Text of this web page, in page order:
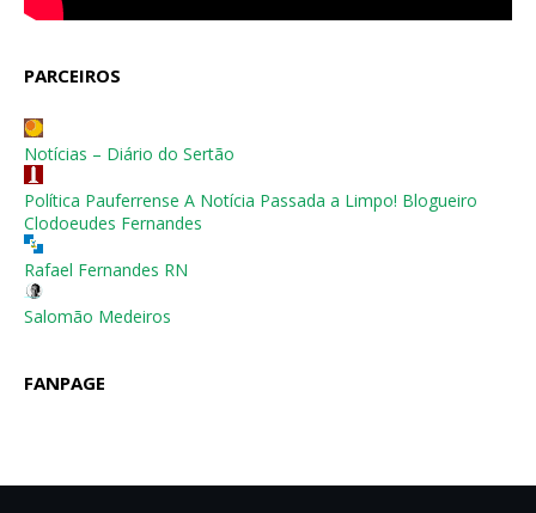
PARCEIROS
Notícias – Diário do Sertão
Política Pauferrense A Notícia Passada a Limpo! Blogueiro
Clodoeudes Fernandes
Rafael Fernandes RN
Salomão Medeiros
FANPAGE